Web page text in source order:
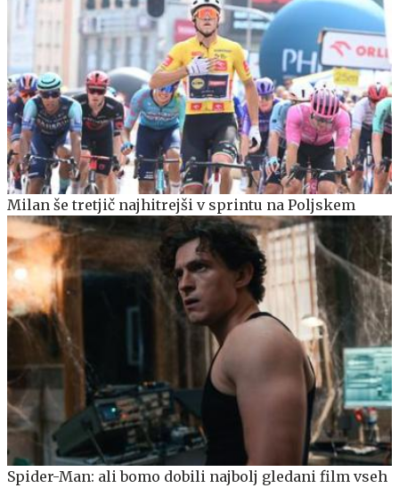
Milan še tretjič najhitrejši v sprintu na Poljskem
Spider-Man: ali bomo dobili najbolj gledani film vseh